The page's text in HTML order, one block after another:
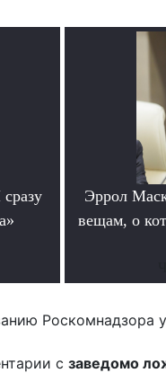
Эррол
вещам, о
Роскомнадзора
с заведомо